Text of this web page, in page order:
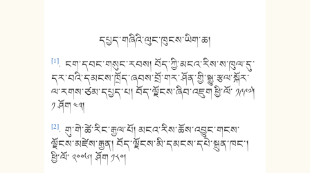
དཔྱད་གཞིའི་ལུང་ཁུངས་ཡིག་ཆ།
[1]. ངག་དབང་གསུང་རབས། བོད་ཀྱི་མངའ་རིས་ས་ཁུལ་དུ་
དར་བའི་དམངས་ཁྲོད་ཞབས་བྲོ་གར་ཤོན་གྱི་སྒྱུ་རྩལ་སྐོར་
ལ་རགས་ཙམ་དཔྱད་པ། བོད་ལྗོངས་ཞིབ་འཇུག ཕྱི་ལོ་ ༡༩༩༧།
༡ ཤོག ༤༣།
[2]. གུ་གེ་ཚེ་རིང་རྒྱལ་པོ། མངའ་རིས་ཆོས་འབྱུང་གངས་
ལྗོངས་མཛེས་རྒྱན། བོད་ལྗོངས་མི་དམངས་དཔེ་སྐྲུན་ཁང་།
ཕྱི་ལོ་ ༢༠༠༦། ཤོག ༡༨༠།